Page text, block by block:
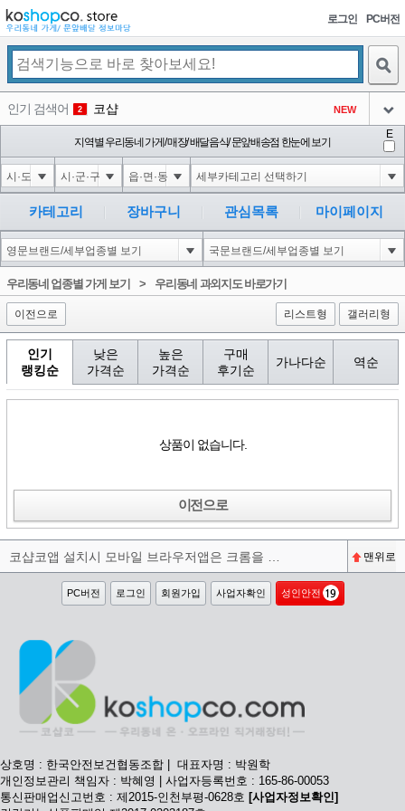
로그인 PC버전
인기 검색어 2 코샵 NEW
3 익스
아이콘
4 은계타운
아이콘
5 미끄럼방지
아이콘
NEW
6 대성설렁탕
아이콘
-16
1
지역별 우리동네 가게/ 매장/ 배달음식/ 문앞배송점 한눈에 보기
E
카테고리 장바구니 관심목록 마이페이지
우리동네 업종별 가게 보기 > 우리동네 과외지도 바로가기
이전으로 리스트형 갤러리형
인기
랭킹순
낮은
가격순
높은
가격순
구매
후기순
가나다순 역순
상품이 없습니다.
이전으로
맨위로
PC버전 로그인 회원가입 사업자확인 성인안전
상호명 : 한국안전보건협동조합 | 대표자명 : 박원학
개인정보관리 책임자 : 박혜영 | 사업자등록번호 : 165-86-00053
통신판매업신고번호 : 제2015-인천부평-0628호 [사업자정보확인]